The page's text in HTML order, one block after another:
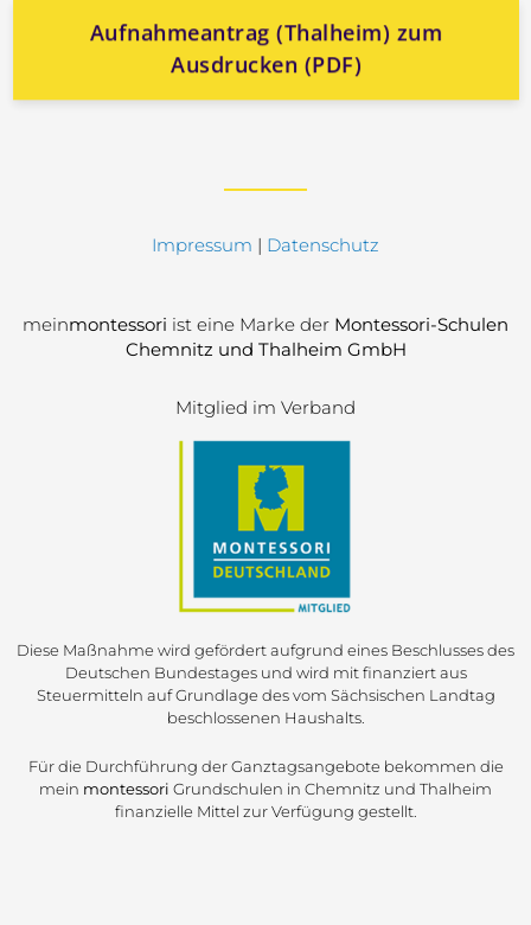
Aufnahmeantrag (Thalheim) zum
Ausdrucken (PDF)
Impressum | Datenschutz
meinmontessori ist eine Marke der Montessori-Schulen
Chemnitz und Thalheim GmbH
Mitglied im Verband
Diese Maßnahme wird gefördert aufgrund eines Beschlusses des
Deutschen Bundestages und wird mit finanziert aus
Steuermitteln auf Grundlage des vom Sächsischen Landtag
beschlossenen Haushalts.
Für die Durchführung der Ganztagsangebote bekommen die
mein montessori Grundschulen in Chemnitz und Thalheim
finanzielle Mittel zur Verfügung gestellt.